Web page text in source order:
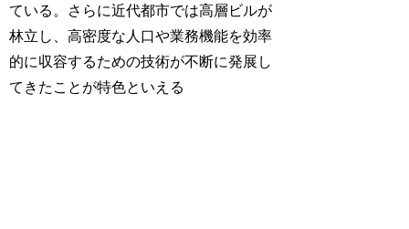
ている。さらに近代都市では高層ビルが
林立し、高密度な人口や業務機能を効率
的に収容するための技術が不断に発展し
てきたことが特色といえる